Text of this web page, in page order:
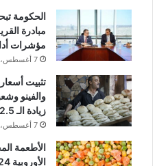
الحكومة
مبادرة
مؤشرات
7 أغسطس، 2026
تثبيت
والفينو
زيادة الـ 12.5%
7 أغسطس، 2026
الأطعمة